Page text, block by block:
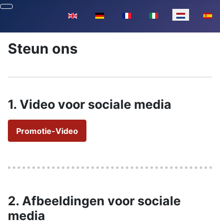
Selecteer de taal
Steun ons
1. Video voor sociale media
Promotie-Video
2. Afbeeldingen voor sociale
media